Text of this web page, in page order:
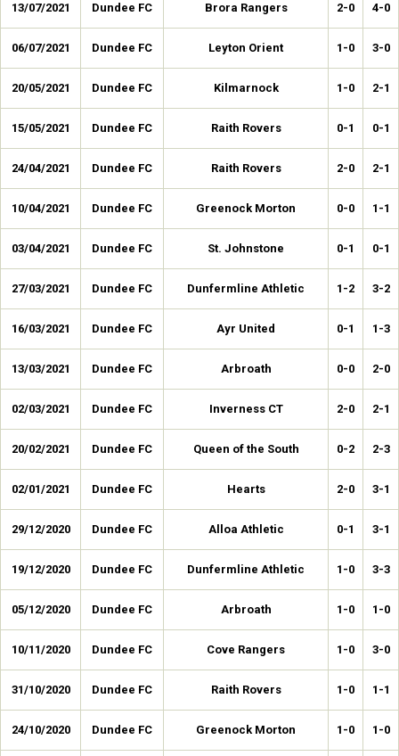
13/07/2021 Dundee FC Brora Rangers 2-0 4-0
06/07/2021 Dundee FC Leyton Orient 1-0 3-0
20/05/2021 Dundee FC Kilmarnock 1-0 2-1
15/05/2021 Dundee FC Raith Rovers 0-1 0-1
24/04/2021 Dundee FC Raith Rovers 2-0 2-1
10/04/2021 Dundee FC Greenock Morton 0-0 1-1
03/04/2021 Dundee FC St. Johnstone 0-1 0-1
27/03/2021 Dundee FC Dunfermline Athletic 1-2 3-2
16/03/2021 Dundee FC Ayr United 0-1 1-3
13/03/2021 Dundee FC Arbroath 0-0 2-0
02/03/2021 Dundee FC Inverness CT 2-0 2-1
20/02/2021 Dundee FC Queen of the South 0-2 2-3
02/01/2021 Dundee FC Hearts 2-0 3-1
29/12/2020 Dundee FC Alloa Athletic 0-1 3-1
19/12/2020 Dundee FC Dunfermline Athletic 1-0 3-3
05/12/2020 Dundee FC Arbroath 1-0 1-0
10/11/2020 Dundee FC Cove Rangers 1-0 3-0
31/10/2020 Dundee FC Raith Rovers 1-0 1-1
24/10/2020 Dundee FC Greenock Morton 1-0 1-0